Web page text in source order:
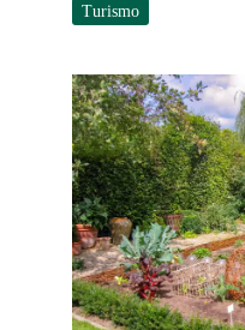
Turismo